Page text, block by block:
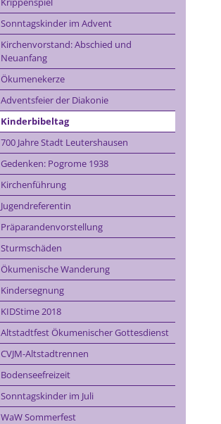
Sonntagskinder im Advent
Kirchenvorstand: Abschied und
Neuanfang
Ökumenekerze
Adventsfeier der Diakonie
Kinderbibeltag
700 Jahre Stadt Leutershausen
Gedenken: Pogrome 1938
Kirchenführung
Jugendreferentin
Präparandenvorstellung
Sturmschäden
Ökumenische Wanderung
Kindersegnung
KIDStime 2018
Altstadtfest Ökumenischer Gottesdienst
CVJM-Altstadtrennen
Bodenseefreizeit
Sonntagskinder im Juli
WaW Sommerfest